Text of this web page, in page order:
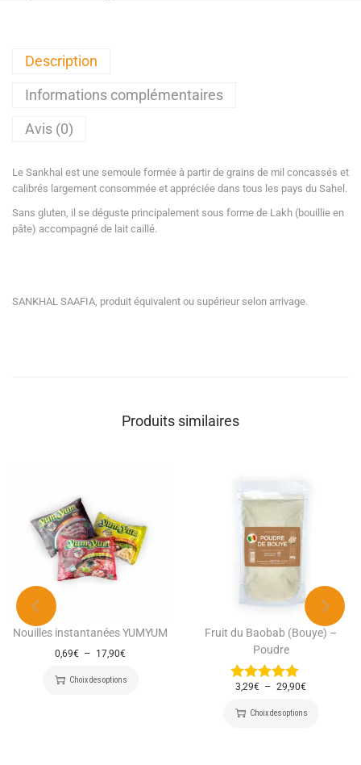
Description
Informations complémentaires
Avis (0)
Le Sankhal est une semoule formée à partir de grains de mil concassés et
calibrés largement consommée et appréciée dans tous les pays du Sahel.
Sans gluten, il se déguste principalement sous forme de Lakh (bouillie en
pâte) accompagné de lait caillé.
SANKHAL SAAFIA, produit équivalent ou supérieur selon arrivage.
Produits similaires
Nouilles instantanées YUMYUM
0,69€ – 17,90€
Choix des options
Fruit du Baobab (Bouye) –
Poudre
3,29€ – 29,90€
Choix des options